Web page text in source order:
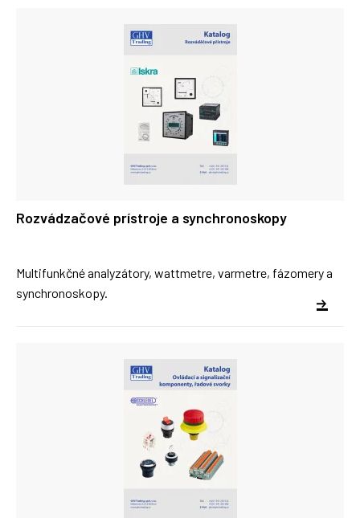
Rozvádzačové prístroje a synchronoskopy
Multifunkčné analyzátory, wattmetre, varmetre, fázomery a
synchronoskopy.